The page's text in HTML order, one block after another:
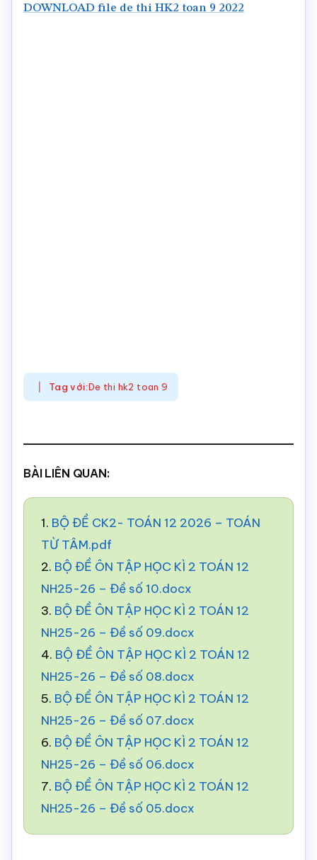
DOWNLOAD file de thi HK2 toan 9 2022
Tag với:De thi hk2 toan 9
BÀI LIÊN QUAN:
1. BỘ ĐỀ CK2- TOÁN 12 2026 – TOÁN
TỪ TÂM.pdf
2. BỘ ĐỀ ÔN TẬP HỌC KÌ 2 TOÁN 12
NH25-26 – Đề số 10.docx
3. BỘ ĐỀ ÔN TẬP HỌC KÌ 2 TOÁN 12
NH25-26 – Đề số 09.docx
4. BỘ ĐỀ ÔN TẬP HỌC KÌ 2 TOÁN 12
NH25-26 – Đề số 08.docx
5. BỘ ĐỀ ÔN TẬP HỌC KÌ 2 TOÁN 12
NH25-26 – Đề số 07.docx
6. BỘ ĐỀ ÔN TẬP HỌC KÌ 2 TOÁN 12
NH25-26 – Đề số 06.docx
7. BỘ ĐỀ ÔN TẬP HỌC KÌ 2 TOÁN 12
NH25-26 – Đề số 05.docx